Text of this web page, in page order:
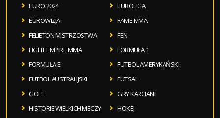
EURO 2024
EUROLIGA
EUROWIZJA
FAME MMA
FELIETON MISTRZOSTWA
FEN
FIGHT EMPIRE MMA
FORMUŁA 1
FORMUŁA E
FUTBOL AMERYKAŃSKI
FUTBOL AUSTRALIJSKI
FUTSAL
GOLF
GRY KARCIANE
HISTORIE WIELKICH MECZY
HOKEJ